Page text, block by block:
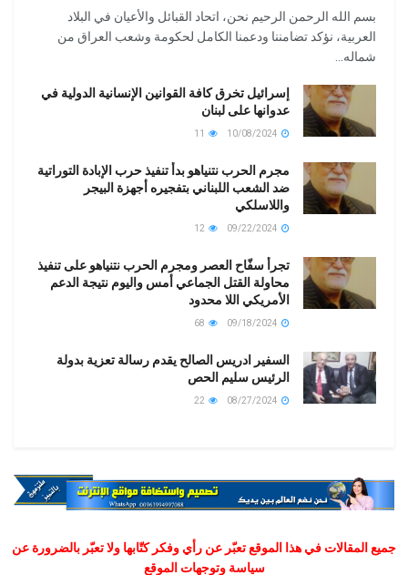
بسم الله الرحمن الرحيم نحن، اتحاد القبائل والأعيان في البلاد
العربية، نؤكد تضامننا ودعمنا الكامل لحكومة وشعب العراق من
شماله...
إسرائيل تخرق كافة القوانين الإنسانية الدولية في
عدوانها على لبنان
مجرم الحرب نتنياهو بدأ تنفيذ حرب الإبادة التوراتية
ضد الشعب اللبناني بتفجيره أجهزة البيجر
واللاسلكي
تجرأ سفّاح العصر ومجرم الحرب نتنياهو على تنفيذ
محاولة القتل الجماعي أمس واليوم نتيجة الدعم
الأمريكي اللا محدود
السفير ادريس الصالح يقدم رسالة تعزية بدولة
الرئيس سليم الحص
جميع المقالات في هذا الموقع تعبّر عن رأي وفكر كتّابها ولا تعبّر بالضرورة عن
سياسة وتوجهات الموقع